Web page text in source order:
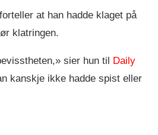
at han hadde klaget på
klatringen.
sier hun til Daily
kanskje ikke hadde spist eller